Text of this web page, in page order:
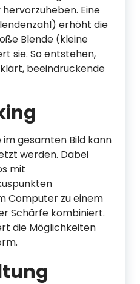
Eine
erhöht die
Blende (kleine
sie. So entstehen,
beeindruckende
gesamten Bild kann
werden. Dabei
mit
Computer zu einem
Schärfe kombiniert.
die Möglichkeiten